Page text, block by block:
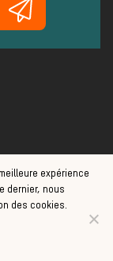
Actualités
les
expérience
dernier, nous
des cookies.